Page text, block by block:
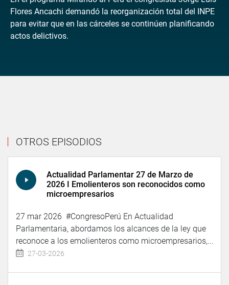
Flores Ancachi demandó la reorganización total del INPE
para evitar que en las cárceles se continúen planificando
actos delictivos.
OTROS EPISODIOS
Actualidad Parlamentar 27 de Marzo de
2026 I Emolienteros son reconocidos como
microempresarios
27 mar 2026 #CongresoPerú En Actualidad
Parlamentaria, abordamos los alcances de la ley que
reconoce a los emolienteros como microempresarios,...
27-03-2026